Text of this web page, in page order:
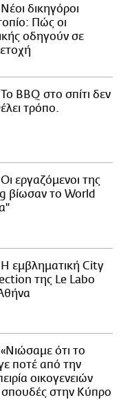
δικηγόροι
Πώς οι
οδηγούν σε
BBQ στο σπίτι δεν
τρόπο.
εργαζόμενοι της
βίωσαν το World
εμβληματική City
της Le Labo
ότι το
ποτέ από την
οικογενειών
σπουδές στην Κύπρο